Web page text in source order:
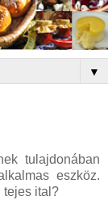
▼
tulajdonában
eszköz.
tejes ital?